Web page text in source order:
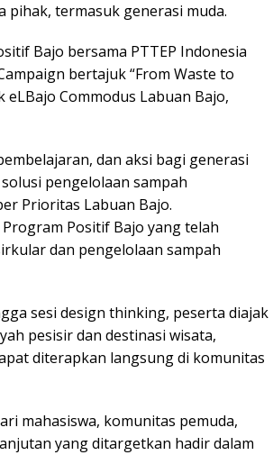
termasuk generasi muda.
Bajo bersama PTTEP Indonesia
bertajuk “From Waste to
eLBajo Commodus Labuan Bajo,
dan aksi bagi generasi
pengelolaan sampah
Prioritas Labuan Bajo.
Positif Bajo yang telah
dan pengelolaan sampah
sesi design thinking, peserta diajak
pesisir dan destinasi wisata,
diterapkan langsung di komunitas
mahasiswa, komunitas pemuda,
yang ditargetkan hadir dalam